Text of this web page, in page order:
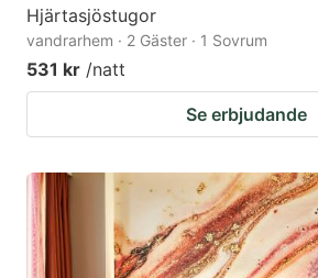
Hjärtasjöstugor
vandrarhem · 2 Gäster · 1 Sovrum
531 kr /natt
Se erbjudande